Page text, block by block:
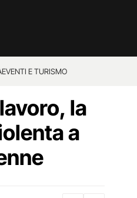
EVENTI E TURISMO
la
a